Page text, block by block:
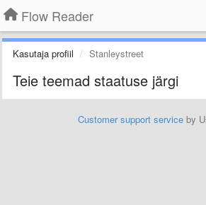
Flow Reader
Kasutaja profiil Stanleystreet
Teie teemad staatuse järgi
Customer support service by